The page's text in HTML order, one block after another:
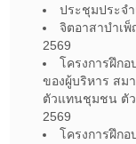
ประชุมประจ
จิตอาสาบำเ
2569
โครงการฝึก
ของผู้บริหาร สม
ตัวแทนชุมชน ตัว
2569
โครงการฝึก